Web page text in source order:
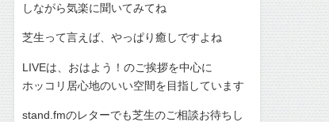
しながら気楽に聞いてみてね
芝生って言えば、やっぱり癒しですよね
LIVEは、おはよう！のご挨拶を中心に
ホッコリ居心地のいい空間を目指しています
stand.fmのレターでも芝生のご相談お待ちし